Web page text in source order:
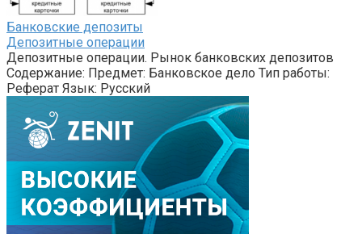
Банковские депозиты
Депозитные операции
Депозитные операции. Рынок банковских депозитов
Содержание: Предмет: Банковское дело Тип работы:
Реферат Язык: Русский